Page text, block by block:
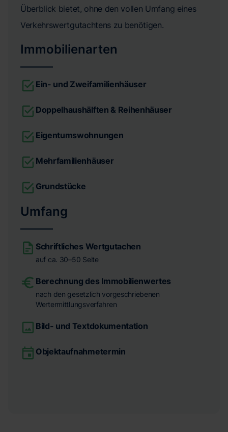
Überblick bietet, ohne den vollen Umfang eines
Verkehrswertgutachtens zu benötigen.
Immobilienarten
Ein- und Zweifamilienhäuser
Doppelhaushälften & Reihenhäuser
Eigentumswohnungen
Mehrfamilienhäuser
Grundstücke
Umfang
Schriftliches Wertgutachen
auf ca. 30–50 Seite
Berechnung des Immobilienwertes
nach den gesetzlich vorgeschriebenen
Wertermittlungsverfahren
Bild- und Textdokumentation
Objektaufnahmetermin